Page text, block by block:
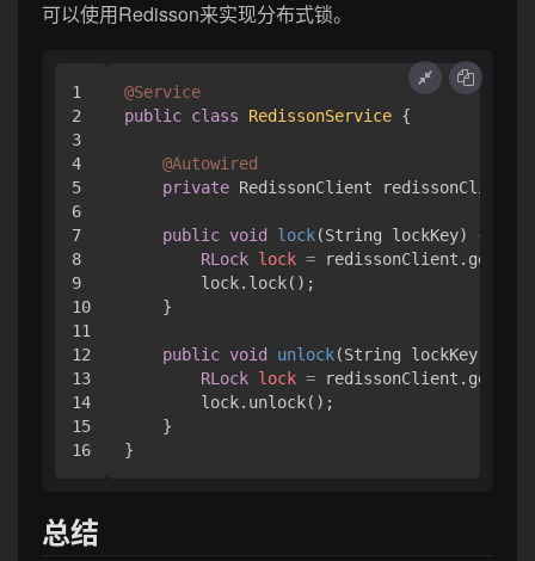
可以使用Redisson来实现分布式锁。
1
2
3
4
5
6
7
8
9
10
11
12
13
14
15
@Service
public class RedissonService {
@Autowired
private RedissonClient redissonClient;
public void lock(String lockKey)
{
RLock lock =
        lock.lock();
    }
public void unlock(String lockKey)
RLock lock =
        lock.unlock();
    }
总结